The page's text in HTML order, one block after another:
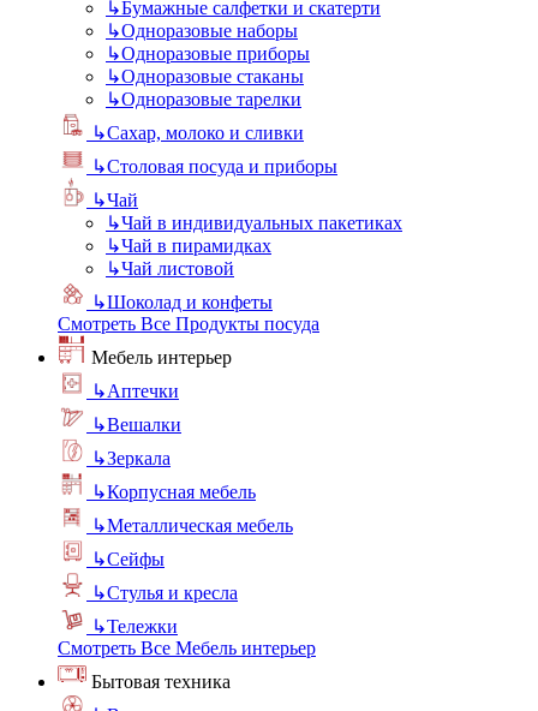
↳Бумажные салфетки и скатерти
↳Одноразовые наборы
↳Одноразовые приборы
↳Одноразовые стаканы
↳Одноразовые тарелки
↳Сахар, молоко и сливки
↳Столовая посуда и приборы
↳Чай
↳Чай в индивидуальных пакетиках
↳Чай в пирамидках
↳Чай листовой
↳Шоколад и конфеты
Смотреть Все Продукты посуда
Мебель интерьер
↳Аптечки
↳Вешалки
↳Зеркала
↳Корпусная мебель
↳Металлическая мебель
↳Сейфы
↳Стулья и кресла
↳Тележки
Смотреть Все Мебель интерьер
Бытовая техника